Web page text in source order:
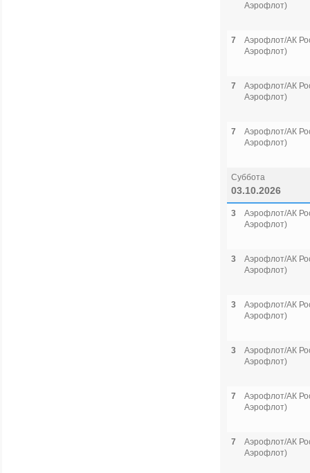
Аэрофлот)
7
Аэрофлот/АК
Аэрофлот)
7
Аэрофлот/АК
Аэрофлот)
7
Аэрофлот/АК
Аэрофлот)
Суббота
03.10.2026
3
Аэрофлот/АК
Аэрофлот)
3
Аэрофлот/АК
Аэрофлот)
3
Аэрофлот/АК
Аэрофлот)
3
Аэрофлот/АК
Аэрофлот)
7
Аэрофлот/АК
Аэрофлот)
7
Аэрофлот/АК
Аэрофлот)